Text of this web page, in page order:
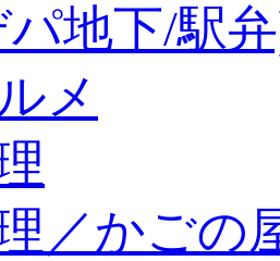
地下/駅
メ
／かごの